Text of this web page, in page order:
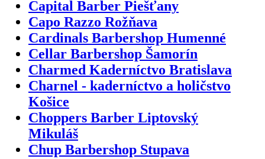
Capital Barber Piešťany
Capo Razzo Rožňava
Cardinals Barbershop Humenné
Cellar Barbershop Šamorín
Charmed Kaderníctvo Bratislava
Charnel - kaderníctvo a holičstvo
Košice
Choppers Barber Liptovský
Mikuláš
Chup Barbershop Stupava